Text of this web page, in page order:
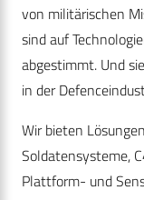
von militärischen
sind auf
abgestimmt. Und
in der
Wir bieten
Soldatensysteme,
Plattform- und